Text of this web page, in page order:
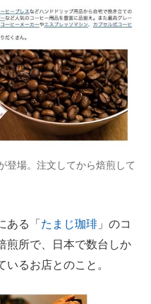
登場。注文してから焙煎して
ある「 たまじ珈琲 」のコ
煎所で、日本で数台しか
るお店とのこと。